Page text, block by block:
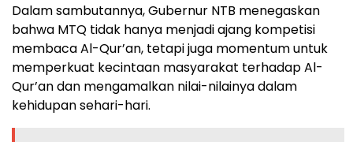
Dalam sambutannya, Gubernur NTB menegaskan
bahwa MTQ tidak hanya menjadi ajang kompetisi
membaca Al-Qur’an, tetapi juga momentum untuk
memperkuat kecintaan masyarakat terhadap Al-
Qur’an dan mengamalkan nilai-nilainya dalam
kehidupan sehari-hari.